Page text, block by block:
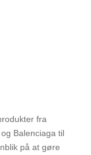
fra
Balenciaga til
på at gøre